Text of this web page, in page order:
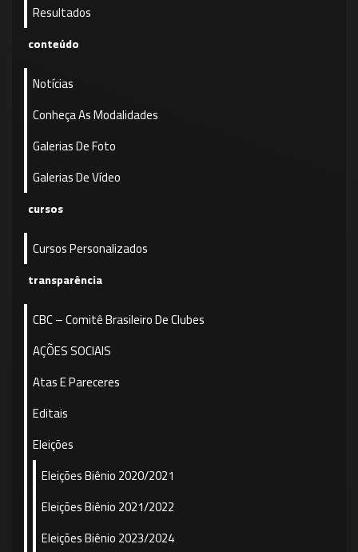
Resultados
conteúdo
Notícias
Conheça As Modalidades
Galerias De Foto
Galerias De Vídeo
cursos
Cursos Personalizados
transparência
CBC – Comitê Brasileiro De Clubes
AÇÕES SOCIAIS
Atas E Pareceres
Editais
Eleições
Eleições Biênio 2020/2021
Eleições Biênio 2021/2022
Eleições Biênio 2023/2024